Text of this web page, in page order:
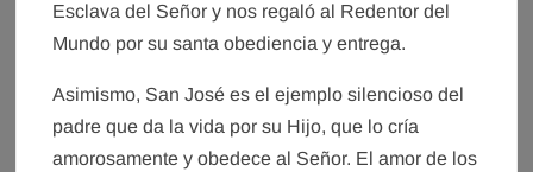
Esclava del Señor y nos regaló al Redentor del
Mundo por su santa obediencia y entrega.
Asimismo, San José es el ejemplo silencioso del
padre que da la vida por su Hijo, que lo cría
amorosamente y obedece al Señor. El amor de los